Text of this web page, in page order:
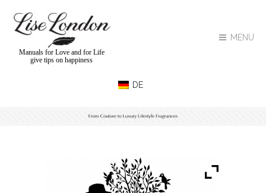
MENU
Manuals for Love and for Life
give tips on happiness